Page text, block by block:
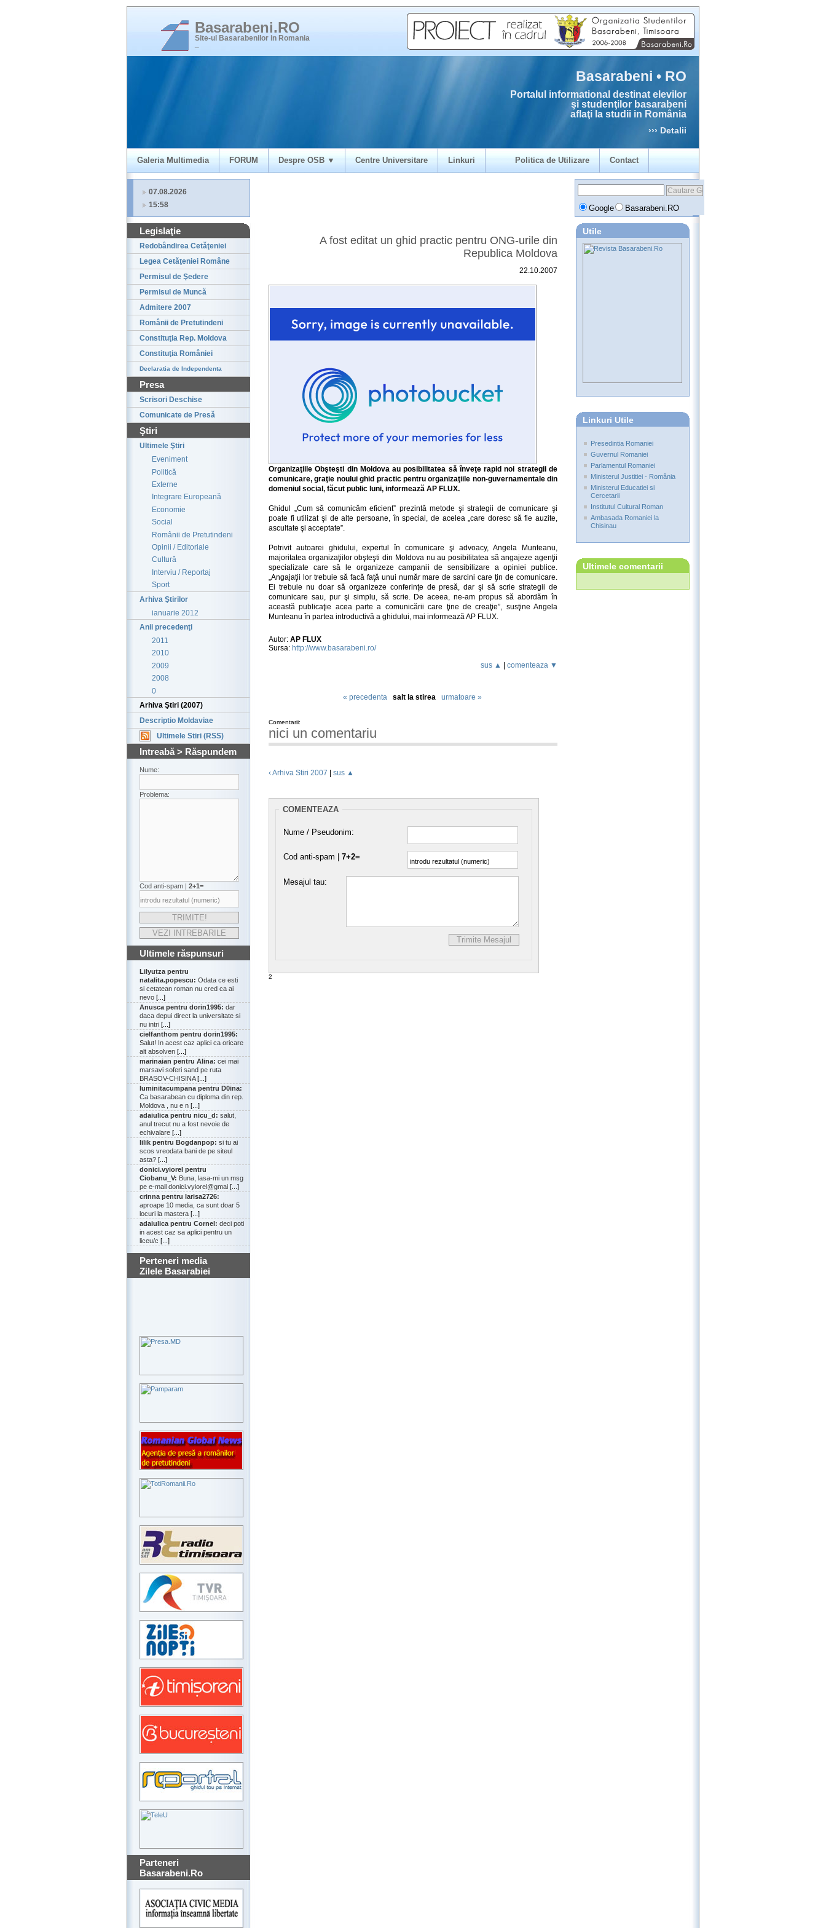
Basarabeni.RO
Site-ul Basarabenilor in Romania
Basarabeni • RO
Portalul informational destinat elevilor
şi studenţilor basarabeni
aflaţi la studii in România
››› Detalii
Galeria Multimedia FORUM Despre OSB ▼ Centre Universitare Linkuri Politica de Utilizare Contact
07.08.2026
15:58
Google Basarabeni.RO
Legislaţie
Redobândirea Cetăţeniei
Legea Cetăţeniei Române
Permisul de Şedere
Permisul de Muncă
Admitere 2007
Românii de Pretutindeni
Constituţia Rep. Moldova
Constituţia României
Declaratia de Independenta
Presa
Scrisori Deschise
Comunicate de Presă
Ştiri
Ultimele Ştiri
Eveniment
Politică
Externe
Integrare Europeană
Economie
Social
Românii de Pretutindeni
Opinii / Editoriale
Cultură
Interviu / Reportaj
Sport
Arhiva Ştirilor
ianuarie 2012
Anii precedenţi
2011
2010
2009
2008
0
Arhiva Ştiri (2007)
Descriptio Moldaviae
Ultimele Stiri (RSS)
Intreabă > Răspundem
Nume:
Problema:
Cod anti-spam | 2+1=
Ultimele răspunsuri
Lilyutza pentru
natalita.popescu: Odata ce esti
si cetatean roman nu cred ca ai
nevo [...]
Anusca pentru dorin1995: dar
daca depui direct la universitate si
nu intri [...]
cielfanthom pentru dorin1995:
Salut! In acest caz aplici ca oricare
alt absolven [...]
marinaian pentru Alina: cei mai
marsavi soferi sand pe ruta
BRASOV-CHISINA[...]
luminitacumpana pentru D0ina:
Ca basarabean cu diploma din rep.
Moldova , nu e n [...]
adaiulica pentru nicu_d: salut,
anul trecut nu a fost nevoie de
echivalare [...]
lilik pentru Bogdanpop: si tu ai
scos vreodata bani de pe siteul
asta? [...]
donici.vyiorel pentru
Ciobanu_V: Buna, lasa-mi un msg
pe e-mail donici.vyiorel@gmai [...]
crinna pentru larisa2726:
aproape 10 media, ca sunt doar 5
locuri la mastera [...]
adaiulica pentru Cornel: deci poti
in acest caz sa aplici pentru un
liceu/c [...]
Perteneri media
Zilele Basarabiei
Parteneri
Basarabeni.Ro
A fost editat un ghid practic pentru ONG-urile din
Republica Moldova
22.10.2007
Organizaţiile Obşteşti din Moldova au posibilitatea să înveţe rapid noi strategii de
comunicare, graţie noului ghid practic pentru organizaţiile non-guvernamentale din
domeniul social, făcut public luni, informează AP FLUX.
Ghidul „Cum să comunicăm eficient” prezintă metode şi strategii de comunicare şi
poate fi utilizat şi de alte persoane, în special, de acelea „care doresc să fie auzite,
ascultate şi acceptate”.
Potrivit autoarei ghidului, expertul în comunicare şi advoacy, Angela Munteanu,
majoritatea organizaţiilor obşteşti din Moldova nu au posibilitatea să angajeze agenţii
specializate care să le organizeze campanii de sensibilizare a opiniei publice.
„Angajaţii lor trebuie să facă faţă unui număr mare de sarcini care ţin de comunicare.
Ei trebuie nu doar să organizeze conferinţe de presă, dar şi să scrie strategii de
comunicare sau, pur şi simplu, să scrie. De aceea, ne-am propus să abordăm în
această publicaţie acea parte a comunicării care ţine de creaţie”, susţine Angela
Munteanu în partea introductivă a ghidului, mai informează AP FLUX.
Autor: AP FLUX
Sursa: http://www.basarabeni.ro/
sus ▲
comenteaza ▼
« precedenta salt la stirea urmatoare »
Comentarii:
nici un comentariu
‹ Arhiva Stiri 2007 sus ▲
COMENTEAZA
Nume / Pseudonim:
Cod anti-spam | 7+2=
Mesajul tau:
2
Utile
Linkuri Utile
Presedintia Romaniei
Guvernul Romaniei
Parlamentul Romaniei
Ministerul Justitiei - România
Ministerul Educatiei si
Cercetarii
Institutul Cultural Roman
Ambasada Romaniei la
Chisinau
Ultimele comentarii